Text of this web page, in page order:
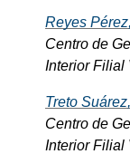
Reyes
Centro de
Interior Filial
Treto
Centro de
Interior Filial